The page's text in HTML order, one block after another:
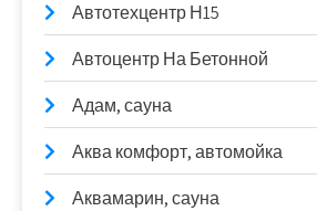
Автотехцентр Н15
Автоцентр На Бетонной
Адам, сауна
Аква комфорт, автомойка
Аквамарин, сауна